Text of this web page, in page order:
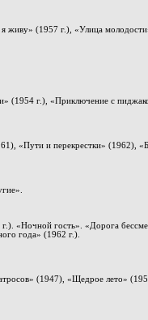
(1957 г.), «Улица
г.), «Приключение с
«Пути и перекрестки» (1962),
«Ночной гость». «Дорога
года» (1962 г.).
(1947), «Щедрое лето»